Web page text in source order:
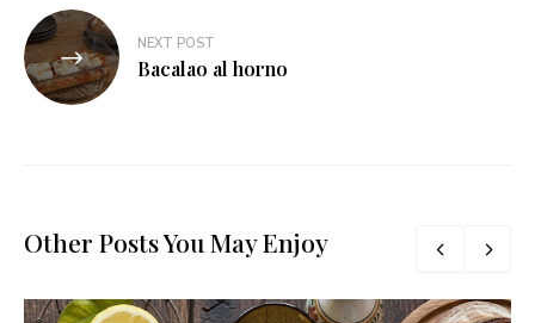
NEXT POST
Bacalao al horno
Other Posts You May Enjoy